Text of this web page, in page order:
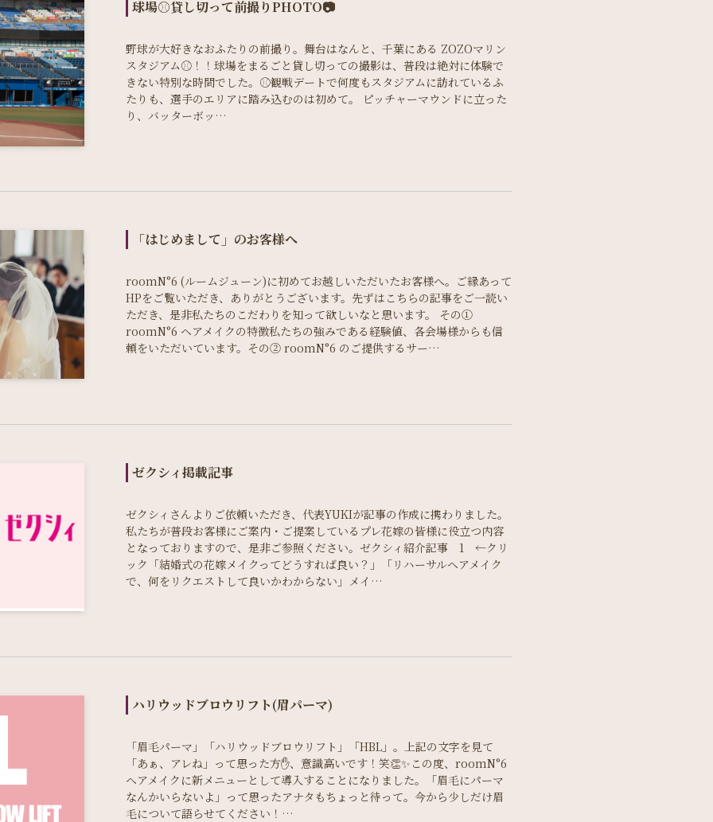
球場⚾️貸し切って前撮りPHOTO📷
野球が大好きなおふたりの前撮り。舞台はなんと、千葉にある ZOZOマリン
スタジアム⚾️！！球場をまるごと貸し切っての撮影は、普段は絶対に体験で
きない特別な時間でした。⚾️観戦デートで何度もスタジアムに訪れているふ
たりも、選手のエリアに踏み込むのは初めて。 ピッチャーマウンドに立った
り、バッターボッ…
「はじめまして」のお客様へ
roomN°6 (ルームジューン)に初めてお越しいただいたお客様へ。ご縁あって
HPをご覧いただき、ありがとうございます。先ずはこちらの記事をご一読い
ただき、是非私たちのこだわりを知って欲しいなと思います。 その①
roomN°6 ヘアメイクの特徴私たちの強みである経験値、各会場様からも信
頼をいただいています。その② roomN°6 のご提供するサー…
ゼクシィ掲載記事
ゼクシィさんよりご依頼いただき、代表YUKIが記事の作成に携わりました。
私たちが普段お客様にご案内・ご提案しているプレ花嫁の皆様に役立つ内容
となっておりますので、是非ご参照ください。ゼクシィ紹介記事 1 ←クリ
ック「結婚式の花嫁メイクってどうすれば良い？」「リハーサルヘアメイク
で、何をリクエストして良いかわからない」メイ…
ハリウッドブロウリフト(眉パーマ)
「眉毛パーマ」「ハリウッドブロウリフト」「HBL」。上記の文字を見て
「あぁ、アレね」って思った方✋、意識高いです！笑👏✨この度、roomN°6
ヘアメイクに新メニューとして導入することになりました。「眉毛にパーマ
なんかいらないよ」って思ったアナタもちょっと待って。今から少しだけ眉
毛について語らせてください！…